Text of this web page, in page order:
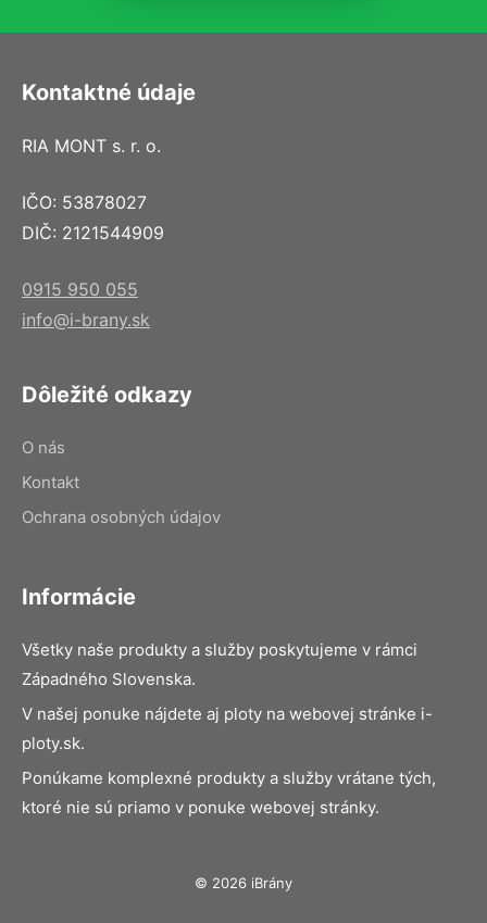
Kontaktné údaje
RIA MONT s. r. o.
IČO: 53878027
DIČ: 2121544909
0915 950 055
info@i-brany.sk
Dôležité odkazy
O nás
Kontakt
Ochrana osobných údajov
Informácie
Všetky naše produkty a služby poskytujeme v rámci
Západného Slovenska.
V našej ponuke nájdete aj ploty na webovej stránke i-
ploty.sk.
Ponúkame komplexné produkty a služby vrátane tých,
ktoré nie sú priamo v ponuke webovej stránky.
© 2026 iBrány